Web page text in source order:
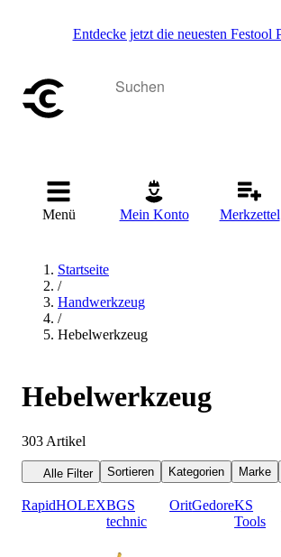
Entdecke jetzt die neuesten Festool
Menü Mein Konto Merkzettel
Startseite
/
Handwerkzeug
/
Hebelwerkzeug
Hebelwerkzeug
303 Artikel
Alle Filter Sortieren Kategorien Marke
RapidHOLEXBGS
technic
OritGedoreKS
Tools